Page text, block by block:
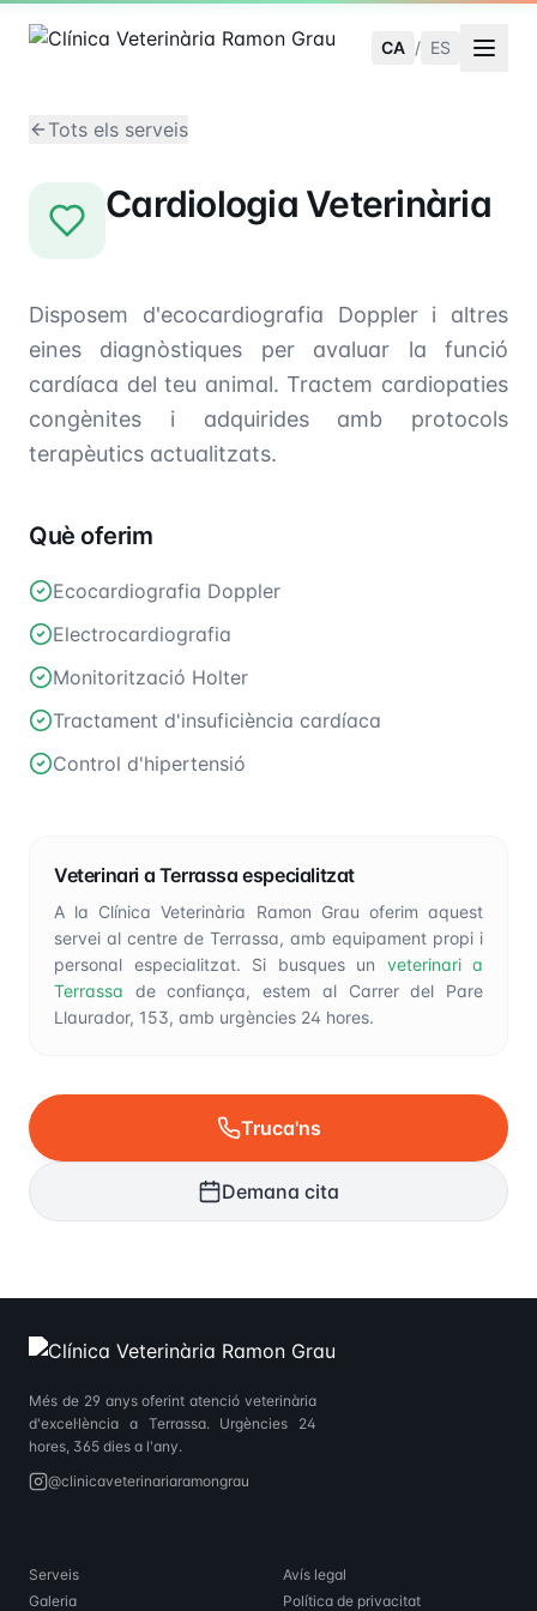
CA / ES
Tots els serveis
Cardiologia Veterinària
Disposem d'ecocardiografia Doppler i altres
eines diagnòstiques per avaluar la funció
cardíaca del teu animal. Tractem cardiopaties
congènites i adquirides amb protocols
terapèutics actualitzats.
Què oferim
Ecocardiografia Doppler
Electrocardiografia
Monitorització Holter
Tractament d'insuficiència cardíaca
Control d'hipertensió
Veterinari a Terrassa especialitzat
A la Clínica Veterinària Ramon Grau oferim aquest
servei al centre de Terrassa, amb equipament propi i
personal especialitzat. Si busques un veterinari a
Terrassa de confiança, estem al Carrer del Pare
Llaurador, 153, amb urgències 24 hores.
Truca'ns
Demana cita
Més de 29 anys oferint atenció veterinària
d'excel·lència a Terrassa. Urgències 24
hores, 365 dies a l'any.
@clinicaveterinariaramongrau
Serveis
Galeria
Avís legal
Política de privacitat